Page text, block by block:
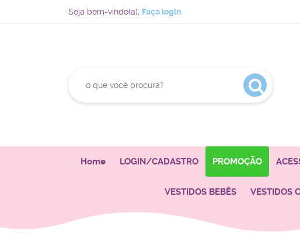
Seja bem-vindo(a), Faça login
Home LOGIN/CADASTRO PROMOÇÃO
VESTIDOS BEBÊS VESTIDOS